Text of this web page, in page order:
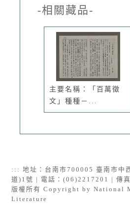
-相關藏品-
主要名稱：「百萬徵
文」種種－...
::: 地址：台南市700005 臺南市中
道)1號 | 電話：(06)2217201 | 傳
版權所有 Copyright by National
Literature